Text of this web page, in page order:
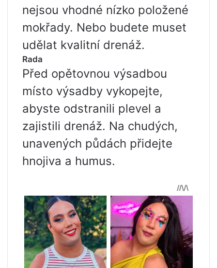
nejsou vhodné nízko položené
mokřady. Nebo budete muset
udělat kvalitní drenáž.
Rada
Před opětovnou výsadbou
místo výsadby vykopejte,
abyste odstranili plevel a
zajistili drenáž. Na chudých,
unavených půdách přidejte
hnojiva a humus.